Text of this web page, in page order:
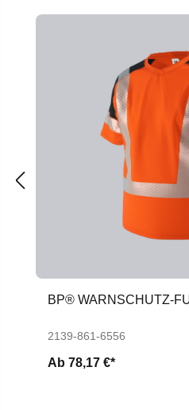
BP® WARNSCHUTZ-
2139-861-6556
Ab 78,17 €*